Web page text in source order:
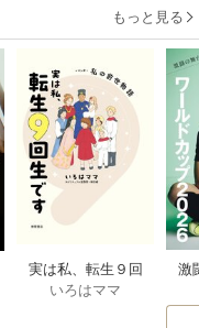
もっと見る
実は私、転生９回
生です マンガ
いろはママ
激